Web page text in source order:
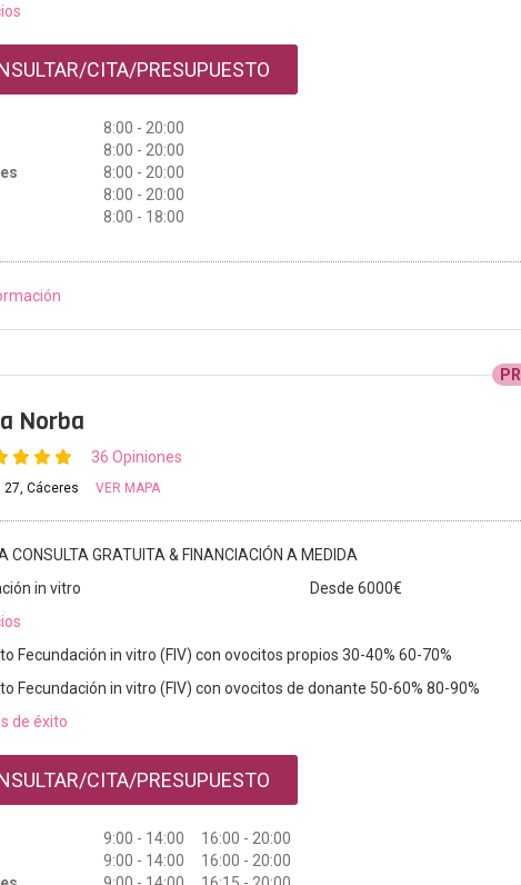
CITA/PRESUPUESTO
8:00 - 20:00
8:00 - 20:00
8:00 - 20:00
8:00 - 20:00
8:00 - 18:00
Norba
36 Opiniones
27, Cáceres VER MAPA
CONSULTA GRATUITA & FINANCIACIÓN A MEDIDA
in vitro
Desde 6000€
Fecundación in vitro (FIV) con ovocitos propios 30-40% 60-70%
Fecundación in vitro (FIV) con ovocitos de donante 50-60% 80-90%
de éxito
CITA/PRESUPUESTO
9:00 - 14:00 16:00 - 20:00
9:00 - 14:00 16:00 - 20:00